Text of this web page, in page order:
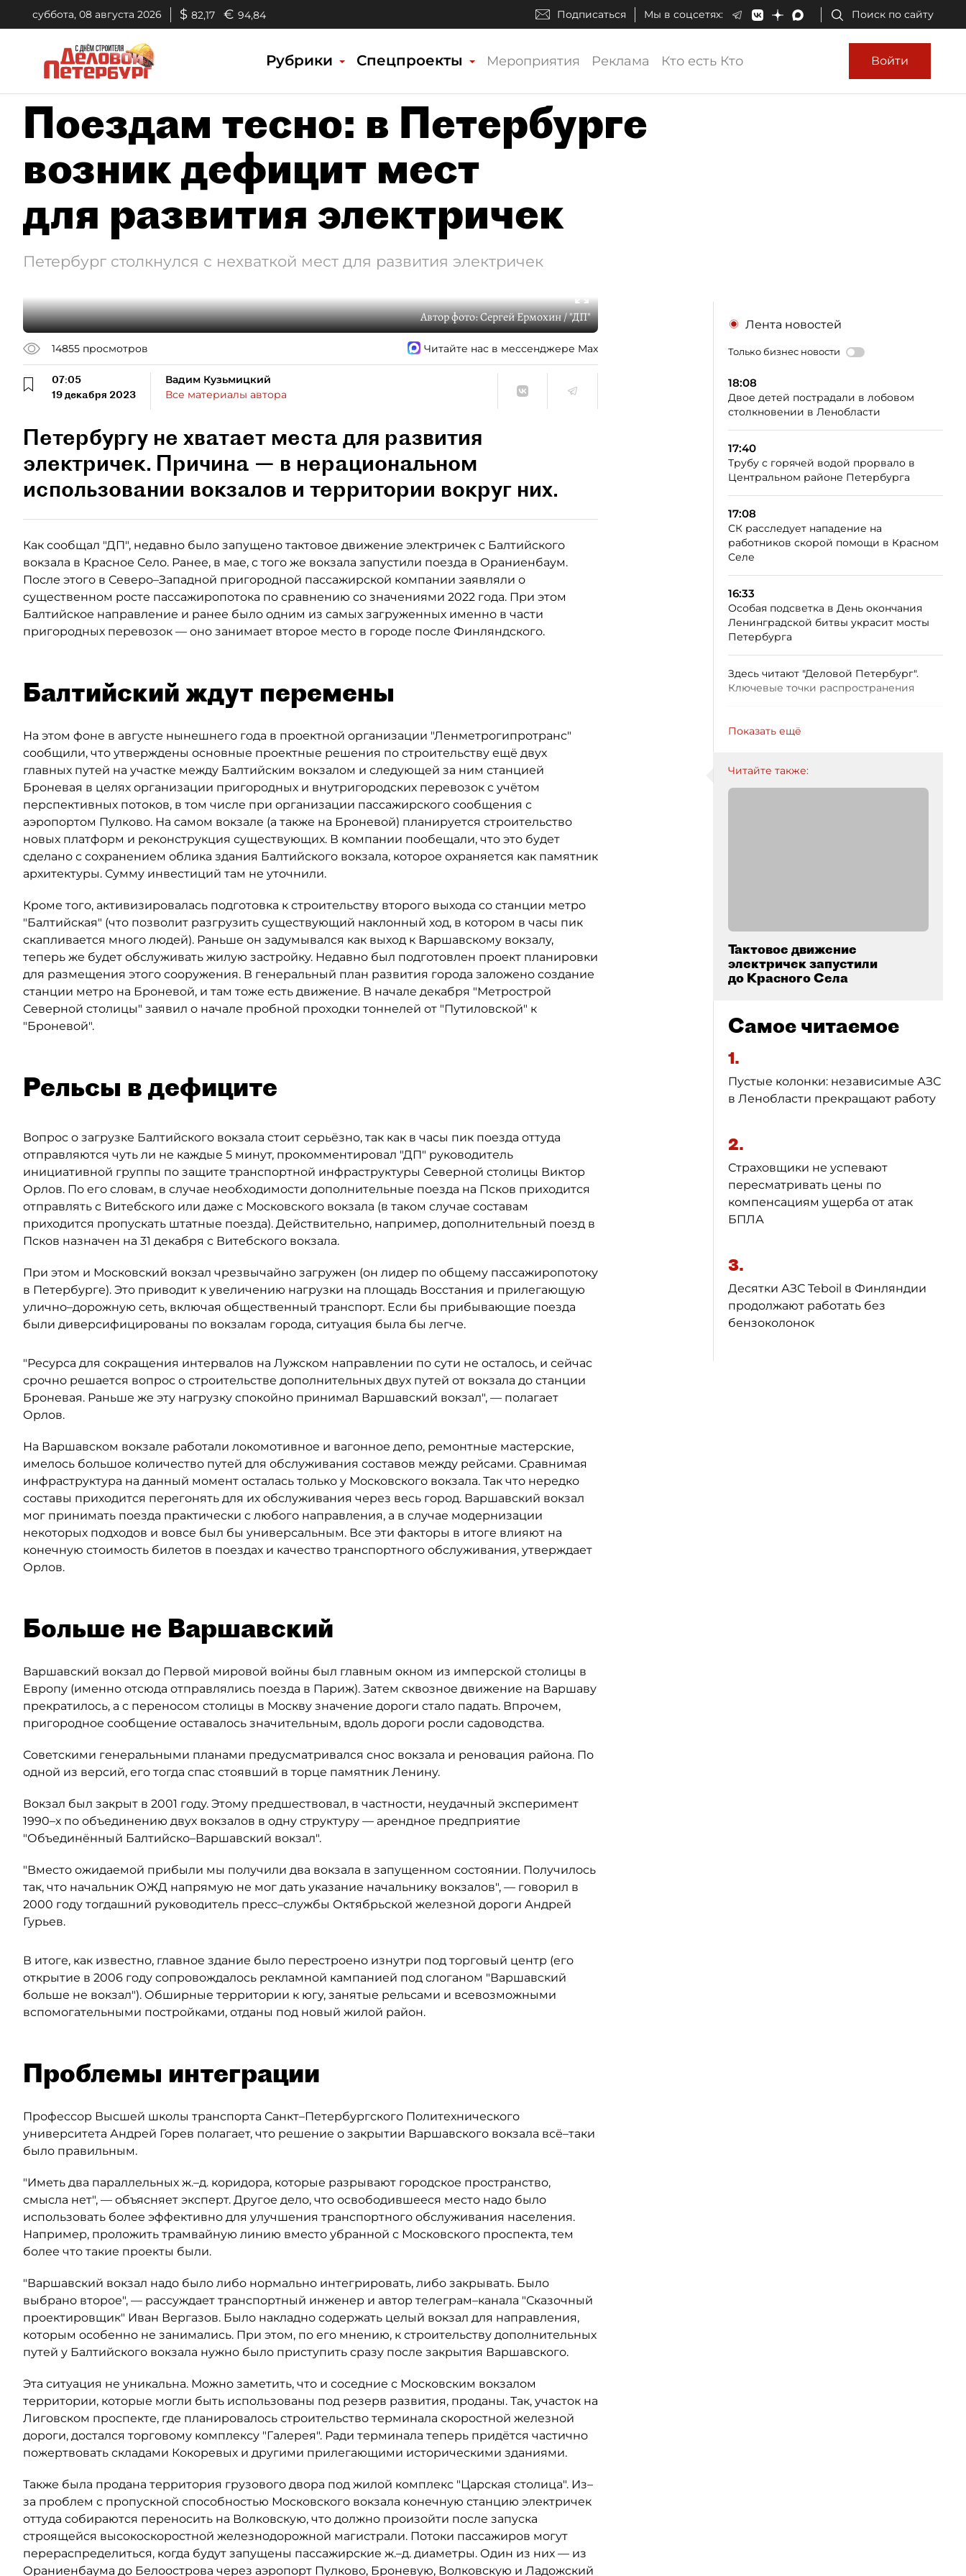
суббота, 08 августа 2026 $ 82,17 € 94,84 Подписаться Мы в соцсетях: Поиск по сайту
Рубрики Спецпроекты Мероприятия Реклама Кто есть Кто Войти
Поездам тесно: в Петербурге
возник дефицит мест
для развития электричек
Петербург столкнулся с нехваткой мест для развития электричек
Автор фото:Сергей Ермохин / "ДП"
14855 просмотров Читайте нас в мессенджере Max
07:05
19 декабря 2023
Вадим Кузьмицкий
Все материалы автора
Петербургу не хватает места для развития
электричек. Причина — в нерациональном
использовании вокзалов и территории вокруг них.
Как сообщал "ДП", недавно было запущено тактовое движение электричек с Балтийского
вокзала в Красное Село. Ранее, в мае, с того же вокзала запустили поезда в Ораниенбаум.
После этого в Северо–Западной пригородной пассажирской компании заявляли о
существенном росте пассажиропотока по сравнению со значениями 2022 года. При этом
Балтийское направление и ранее было одним из самых загруженных именно в части
пригородных перевозок — оно занимает второе место в городе после Финляндского.
Балтийский ждут перемены
На этом фоне в августе нынешнего года в проектной организации "Ленметрогипротранс"
сообщили, что утверждены основные проектные решения по строительству ещё двух
главных путей на участке между Балтийским вокзалом и следующей за ним станцией
Броневая в целях организации пригородных и внутригородских перевозок с учётом
перспективных потоков, в том числе при организации пассажирского сообщения с
аэропортом Пулково. На самом вокзале (а также на Броневой) планируется строительство
новых платформ и реконструкция существующих. В компании пообещали, что это будет
сделано с сохранением облика здания Балтийского вокзала, которое охраняется как памятник
архитектуры. Сумму инвестиций там не уточнили.
Кроме того, активизировалась подготовка к строительству второго выхода со станции метро
"Балтийская" (что позволит разгрузить существующий наклонный ход, в котором в часы пик
скапливается много людей). Раньше он задумывался как выход к Варшавскому вокзалу,
теперь же будет обслуживать жилую застройку. Недавно был подготовлен проект планировки
для размещения этого сооружения. В генеральный план развития города заложено создание
станции метро на Броневой, и там тоже есть движение. В начале декабря "Метрострой
Северной столицы" заявил о начале пробной проходки тоннелей от "Путиловской" к
"Броневой".
Рельсы в дефиците
Вопрос о загрузке Балтийского вокзала стоит серьёзно, так как в часы пик поезда оттуда
отправляются чуть ли не каждые 5 минут, прокомментировал "ДП" руководитель
инициативной группы по защите транспортной инфраструктуры Северной столицы Виктор
Орлов. По его словам, в случае необходимости дополнительные поезда на Псков приходится
отправлять с Витебского или даже с Московского вокзала (в таком случае составам
приходится пропускать штатные поезда). Действительно, например, дополнительный поезд в
Псков назначен на 31 декабря с Витебского вокзала.
При этом и Московский вокзал чрезвычайно загружен (он лидер по общему пассажиропотоку
в Петербурге). Это приводит к увеличению нагрузки на площадь Восстания и прилегающую
улично–дорожную сеть, включая общественный транспорт. Если бы прибывающие поезда
были диверсифицированы по вокзалам города, ситуация была бы легче.
"Ресурса для сокращения интервалов на Лужском направлении по сути не осталось, и сейчас
срочно решается вопрос о строительстве дополнительных двух путей от вокзала до станции
Броневая. Раньше же эту нагрузку спокойно принимал Варшавский вокзал", — полагает
Орлов.
На Варшавском вокзале работали локомотивное и вагонное депо, ремонтные мастерские,
имелось большое количество путей для обслуживания составов между рейсами. Сравнимая
инфраструктура на данный момент осталась только у Московского вокзала. Так что нередко
составы приходится перегонять для их обслуживания через весь город. Варшавский вокзал
мог принимать поезда практически с любого направления, а в случае модернизации
некоторых подходов и вовсе был бы универсальным. Все эти факторы в итоге влияют на
конечную стоимость билетов в поездах и качество транспортного обслуживания, утверждает
Орлов.
Больше не Варшавский
Варшавский вокзал до Первой мировой войны был главным окном из имперской столицы в
Европу (именно отсюда отправлялись поезда в Париж). Затем сквозное движение на Варшаву
прекратилось, а с переносом столицы в Москву значение дороги стало падать. Впрочем,
пригородное сообщение оставалось значительным, вдоль дороги росли садоводства.
Советскими генеральными планами предусматривался снос вокзала и реновация района. По
одной из версий, его тогда спас стоявший в торце памятник Ленину.
Вокзал был закрыт в 2001 году. Этому предшествовал, в частности, неудачный эксперимент
1990–х по объединению двух вокзалов в одну структуру — арендное предприятие
"Объединённый Балтийско–Варшавский вокзал".
"Вместо ожидаемой прибыли мы получили два вокзала в запущенном состоянии. Получилось
так, что начальник ОЖД напрямую не мог дать указание начальнику вокзалов", — говорил в
2000 году тогдашний руководитель пресс–службы Октябрьской железной дороги Андрей
Гурьев.
В итоге, как известно, главное здание было перестроено изнутри под торговый центр (его
открытие в 2006 году сопровождалось рекламной кампанией под слоганом "Варшавский
больше не вокзал"). Обширные территории к югу, занятые рельсами и всевозможными
вспомогательными постройками, отданы под новый жилой район.
Проблемы интеграции
Профессор Высшей школы транспорта Санкт–Петербургского Политехнического
университета Андрей Горев полагает, что решение о закрытии Варшавского вокзала всё–таки
было правильным.
"Иметь два параллельных ж.–д. коридора, которые разрывают городское пространство,
смысла нет", — объясняет эксперт. Другое дело, что освободившееся место надо было
использовать более эффективно для улучшения транспортного обслуживания населения.
Например, проложить трамвайную линию вместо убранной с Московского проспекта, тем
более что такие проекты были.
"Варшавский вокзал надо было либо нормально интегрировать, либо закрывать. Было
выбрано второе", — рассуждает транспортный инженер и автор телеграм–канала "Сказочный
проектировщик" Иван Вергазов. Было накладно содержать целый вокзал для направления,
которым особенно не занимались. При этом, по его мнению, к строительству дополнительных
путей у Балтийского вокзала нужно было приступить сразу после закрытия Варшавского.
Эта ситуация не уникальна. Можно заметить, что и соседние с Московским вокзалом
территории, которые могли быть использованы под резерв развития, проданы. Так, участок на
Лиговском проспекте, где планировалось строительство терминала скоростной железной
дороги, достался торговому комплексу "Галерея". Ради терминала теперь придётся частично
пожертвовать складами Кокоревых и другими прилегающими историческими зданиями.
Также была продана территория грузового двора под жилой комплекс "Царская столица". Из–
за проблем с пропускной способностью Московского вокзала конечную станцию электричек
оттуда собираются переносить на Волковскую, что должно произойти после запуска
строящейся высокоскоростной железнодорожной магистрали. Потоки пассажиров могут
перераспределиться, когда будут запущены пассажирские ж.–д. диаметры. Один из них — из
Ораниенбаума до Белоострова через аэропорт Пулково, Броневую, Волковскую и Ладожский
Лента новостей
Только бизнес новости
18:08
Двое детей пострадали в лобовом
столкновении в Ленобласти
17:40
Трубу с горячей водой прорвало в
Центральном районе Петербурга
17:08
СК расследует нападение на
работников скорой помощи в Красном
Селе
16:33
Особая подсветка в День окончания
Ленинградской битвы украсит мосты
Петербурга
Здесь читают "Деловой Петербург".
Ключевые точки распространения
Показать ещё
Читайте также:
Тактовое движение
электричек запустили
до Красного Села
Самое читаемое
1.
Пустые колонки: независимые АЗС
в Ленобласти прекращают работу
2.
Страховщики не успевают
пересматривать цены по
компенсациям ущерба от атак
БПЛА
3.
Десятки АЗС Teboil в Финляндии
продолжают работать без
бензоколонок